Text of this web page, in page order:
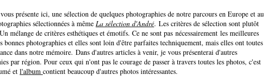
présente ici, une sélection de quelques photographies de notre parcours en Europe et au
sélectionnées à même La sélection d'André. Les critères de sélection sont plutôt
mélange de critères esthétiques et émotifs. Ce ne sont pas nécessairement les meilleures
bonnes photographies et elles sont loin d'être parfaites techniquement, mais elles ont toutes
dans notre mémoire. Dans d'autres articles à venir, je vous présenterai d'autres
par région. Pour ceux qui n'ont pas le courage de passer à travers toutes les photos, c'est
et l'album contient beaucoup d'autres photos intéressantes.